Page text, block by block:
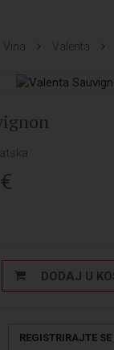
Vina Valenta
€
DODAJ U
REGISTRIRAJTE